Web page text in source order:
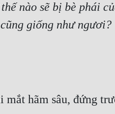
nào sẽ bị bè phái
giống như ngươi?
hãm sâu, đứng